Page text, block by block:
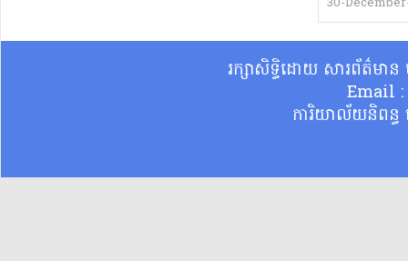
រក្សាសិទ្ធិដោយ សារព័ត៌មា
Email
ការិយាល័យនិពន្ធ